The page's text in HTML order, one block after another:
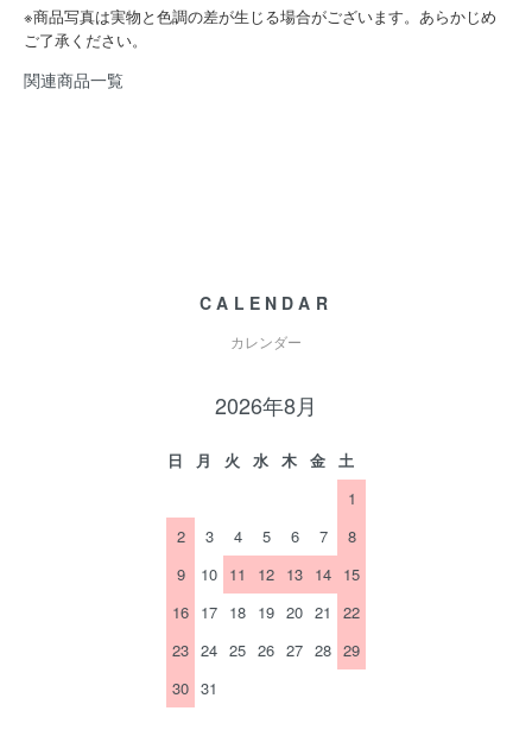
※商品写真は実物と色調の差が生じる場合がございます。あらかじめ
ご了承ください。
関連商品一覧
CALENDAR
カレンダー
2026年8月
日 月 火 水 木 金 土
1
2
3 4 5 6 7
8
9
10 11 12 13 14 15
16 17 18 19 20 21
22
23 24 25 26 27 28 29
30 31